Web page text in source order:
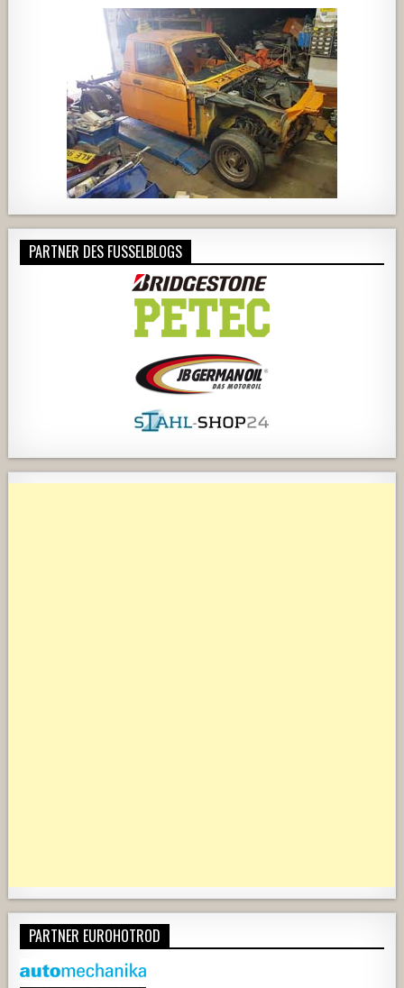
PARTNER DES FUSSELBLOGS
PARTNER EUROHOTROD